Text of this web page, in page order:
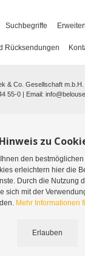
Suchbegriffe
Rücksendungen
& Co. Gesellschaft
55-0 | Email:
Hinweis zu
den
erleichtern hier die
Durch die Nutzung
sich mit der
Mehr Informationen
Erlauben